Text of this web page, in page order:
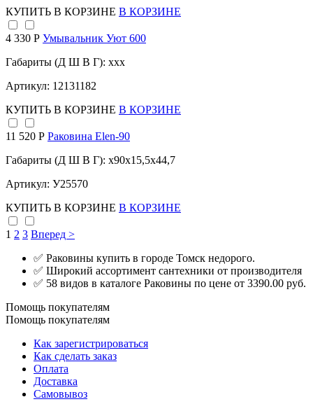
КУПИТЬ В КОРЗИНЕ В КОРЗИНЕ
4 330 Р Умывальник Уют 600
Габариты (Д Ш В Г): xxx
Артикул: 12131182
КУПИТЬ В КОРЗИНЕ В КОРЗИНЕ
11 520 Р Раковина Elen-90
Габариты (Д Ш В Г): x90x15,5x44,7
Артикул: У25570
КУПИТЬ В КОРЗИНЕ В КОРЗИНЕ
1 2 3 Вперед >
✅ Раковины купить в городе Томск недорого.
✅ Широкий ассортимент сантехники от производителя
✅ 58 видов в каталоге Раковины по цене от 3390.00 руб.
Помощь покупателям
Помощь покупателям
Как зарегистрироваться
Как сделать заказ
Оплата
Доставка
Самовывоз